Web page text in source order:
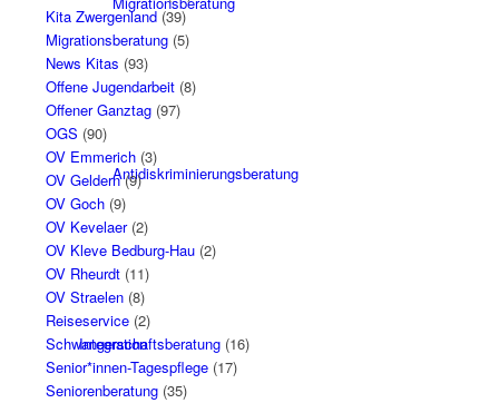
Antidiskriminierungsberatung
Integration
Kita Zwergenland(39)
Migrationsberatung(5)
News Kitas (93)
Offene Jugendarbeit(8)
Offener Ganztag(97)
OGS (90)
OV Emmerich(3)
OV Geldern(9)
OV Goch(9)
OV Kevelaer(2)
OV Kleve Bedburg-Hau(2)
OV Rheurdt(11)
OV Straelen(8)
Reiseservice(2)
Schwangerschaftsberatung(16)
Senior*innen-Tagespflege(17)
Seniorenberatung(35)